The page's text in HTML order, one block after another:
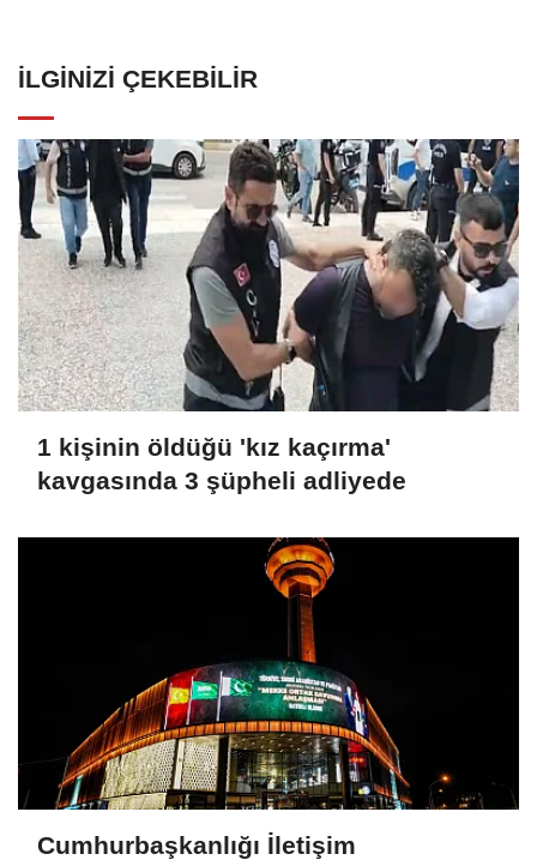
İLGINIZI ÇEKEBILIR
1 kişinin öldüğü 'kız kaçırma'
kavgasında 3 şüpheli adliyede
Cumhurbaşkanlığı İletişim